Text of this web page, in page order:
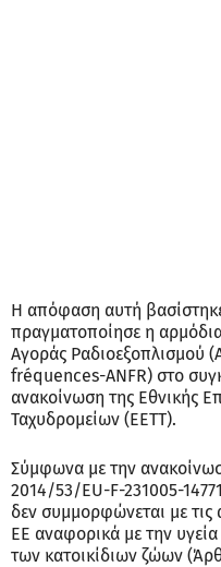
Η απόφαση αυτή
πραγματοποίησε η
Αγοράς Ραδιοεξοπλισμού
fréquences-ANFR) στο
ανακοίνωση της Εθνικής
Ταχυδρομείων (EETT).
Σύμφωνα με την
2014/53/EU-F-231005-
δεν συμμορφώνεται με τις
ΕΕ αναφορικά με την
των κατοικίδιων ζώων